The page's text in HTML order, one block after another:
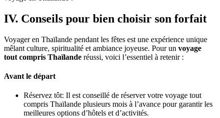
IV. Conseils pour bien choisir son forfait
Voyager en Thaïlande pendant les fêtes est une expérience unique
mêlant culture, spiritualité et ambiance joyeuse. Pour un voyage
tout compris Thaïlande réussi, voici l’essentiel à retenir :
Avant le départ
Réservez tôt: Il est conseillé de réserver votre voyage tout
compris Thaïlande plusieurs mois à l’avance pour garantir les
meilleures options d’hôtels et d’activités.